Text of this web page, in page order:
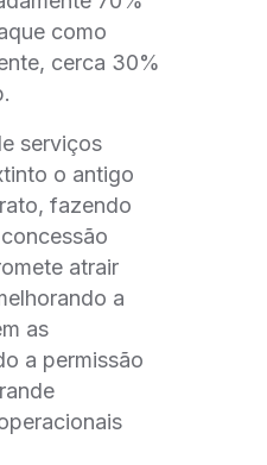
como
cerca 30%
serviços
o antigo
fazendo
atrair
a
as
a permissão